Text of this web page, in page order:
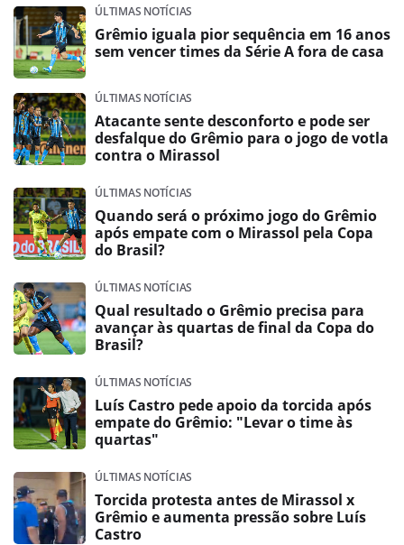
ÚLTIMAS NOTÍCIAS
Grêmio iguala pior sequência em 16 anos
sem vencer times da Série A fora de casa
ÚLTIMAS NOTÍCIAS
Atacante sente desconforto e pode ser
desfalque do Grêmio para o jogo de votla
contra o Mirassol
ÚLTIMAS NOTÍCIAS
Quando será o próximo jogo do Grêmio
após empate com o Mirassol pela Copa
do Brasil?
ÚLTIMAS NOTÍCIAS
Qual resultado o Grêmio precisa para
avançar às quartas de final da Copa do
Brasil?
ÚLTIMAS NOTÍCIAS
Luís Castro pede apoio da torcida após
empate do Grêmio: "Levar o time às
quartas"
ÚLTIMAS NOTÍCIAS
Torcida protesta antes de Mirassol x
Grêmio e aumenta pressão sobre Luís
Castro